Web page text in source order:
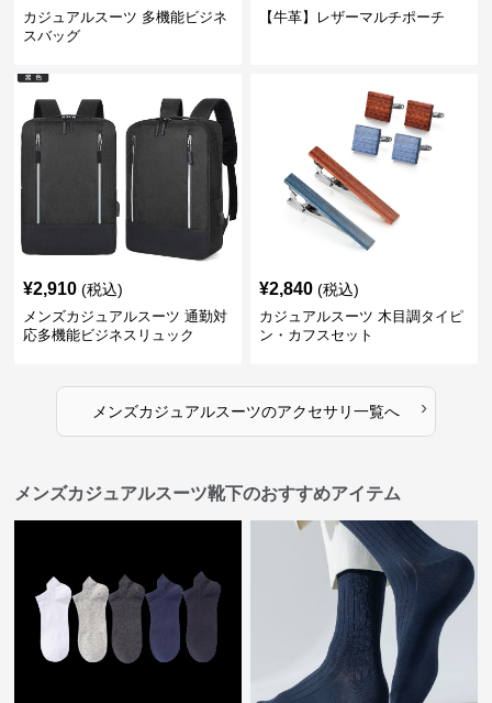
カジュアルスーツ 多機能ビジネ
スバッグ
【牛革】レザーマルチポーチ
¥2,910 (税込)
メンズカジュアルスーツ 通勤対
応多機能ビジネスリュック
¥2,840 (税込)
カジュアルスーツ 木目調タイピ
ン・カフスセット
メンズカジュアルスーツのアクセサリ一覧へ ›
メンズカジュアルスーツ靴下のおすすめアイテム